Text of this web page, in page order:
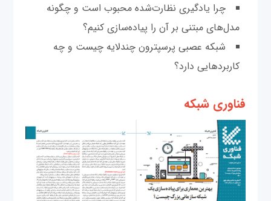
چرا یادگیری نظارت‌شده محبوب است و چگونه
مدل‌های مبتنی بر آن را پیاده‌سازی کنیم؟
شبکه عصبی پرسپترون چند‌لایه چیست و چه
کاربردهایی دارد؟
فناوری شبکه